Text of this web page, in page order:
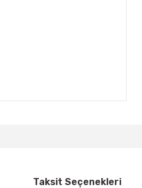
Taksit Seçenekleri